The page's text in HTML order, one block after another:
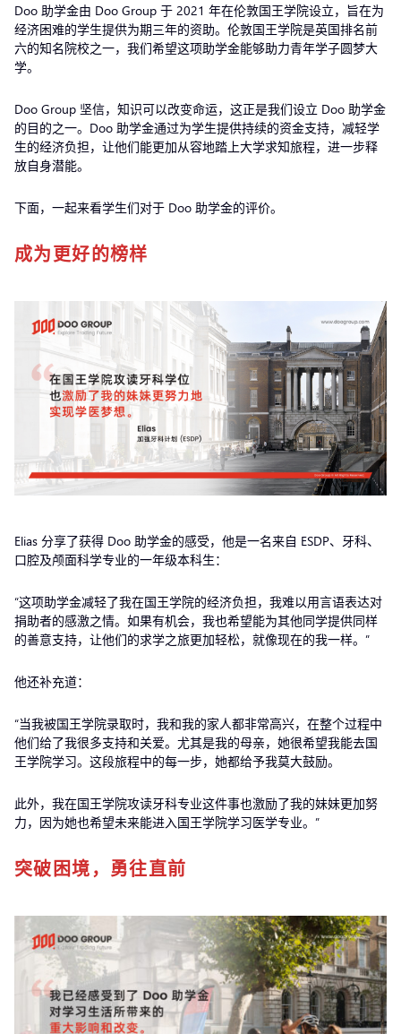
Doo 助学金由 Doo Group 于 2021 年在伦敦国王学院设立，旨在为
经济困难的学生提供为期三年的资助。伦敦国王学院是英国排名前
六的知名院校之一，我们希望这项助学金能够助力青年学子圆梦大
学。
Doo Group 坚信，知识可以改变命运，这正是我们设立 Doo 助学金
的目的之一。Doo 助学金通过为学生提供持续的资金支持，减轻学
生的经济负担，让他们能更加从容地踏上大学求知旅程，进一步释
放自身潜能。
下面，一起来看学生们对于 Doo 助学金的评价。
成为更好的榜样
Elias 分享了获得 Doo 助学金的感受，他是一名来自 ESDP、牙科、
口腔及颅面科学专业的一年级本科生：
“这项助学金减轻了我在国王学院的经济负担，我难以用言语表达对
捐助者的感激之情。如果有机会，我也希望能为其他同学提供同样
的善意支持，让他们的求学之旅更加轻松，就像现在的我一样。”
他还补充道：
“当我被国王学院录取时，我和我的家人都非常高兴，在整个过程中
他们给了我很多支持和关爱。尤其是我的母亲，她很希望我能去国
王学院学习。这段旅程中的每一步，她都给予我莫大鼓励。
此外，我在国王学院攻读牙科专业这件事也激励了我的妹妹更加努
力，因为她也希望未来能进入国王学院学习医学专业。”
突破困境，勇往直前